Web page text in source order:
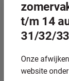
om het
stijfheid van de
Voor een
rondslijpen komt
t/m 14
31/32/
Onze
website